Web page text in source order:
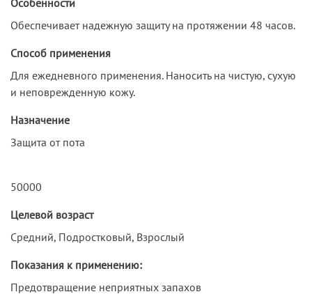
Обеспечивает надежную защиту на протяжении 48 часов.
Способ применения
Для ежедневного применения. Наносить на чистую, сухую
и неповрежденную кожу.
Назначение
Защита от пота
50000
Целевой возраст
Средний, Подростковый, Взрослый
Показания к применению:
Предотвращение неприятных запахов